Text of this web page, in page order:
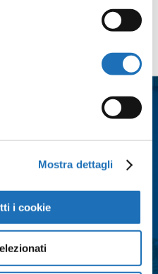
Mostra dettagli
i cookie